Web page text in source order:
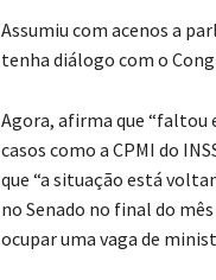
Assumiu com acenos a
tenha diálogo com o
Agora, afirma que “faltou
casos como a CPMI do
que “a situação está
no Senado no final do
ocupar uma vaga de